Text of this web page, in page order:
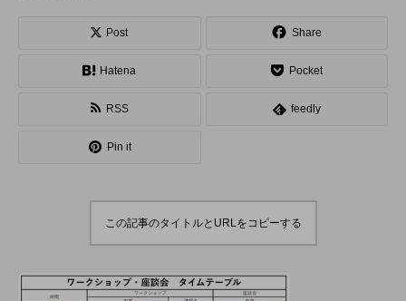
show~」、第２回公
いジャグリングの舞
2020.08.18
地域と道具から探す
Post Share
Hatena Pocket
RSS feedly
Pin it
この記事のタイトルとURLをコピーする